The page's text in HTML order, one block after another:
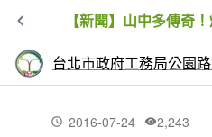
【新聞】山中多傳奇
台北市政府工務局公園
最新文章2016-07-24 2,243